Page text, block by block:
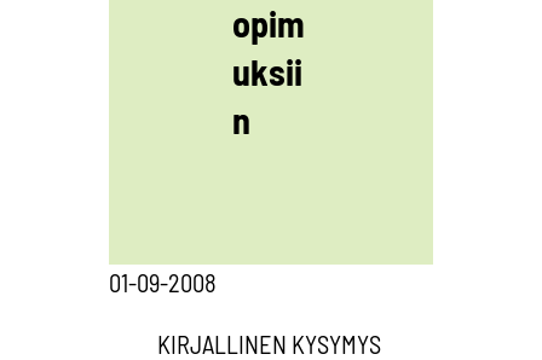
opim
uksii
n
01-09-2008
KIRJALLINEN KYSYMYS